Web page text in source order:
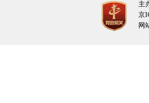
主
京
网